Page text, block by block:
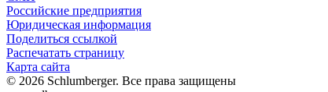
Российские предприятия
Юридическая информация
Поделиться ссылкой
Распечатать страницу
Карта сайта
© 2026 Schlumberger. Все права защищены